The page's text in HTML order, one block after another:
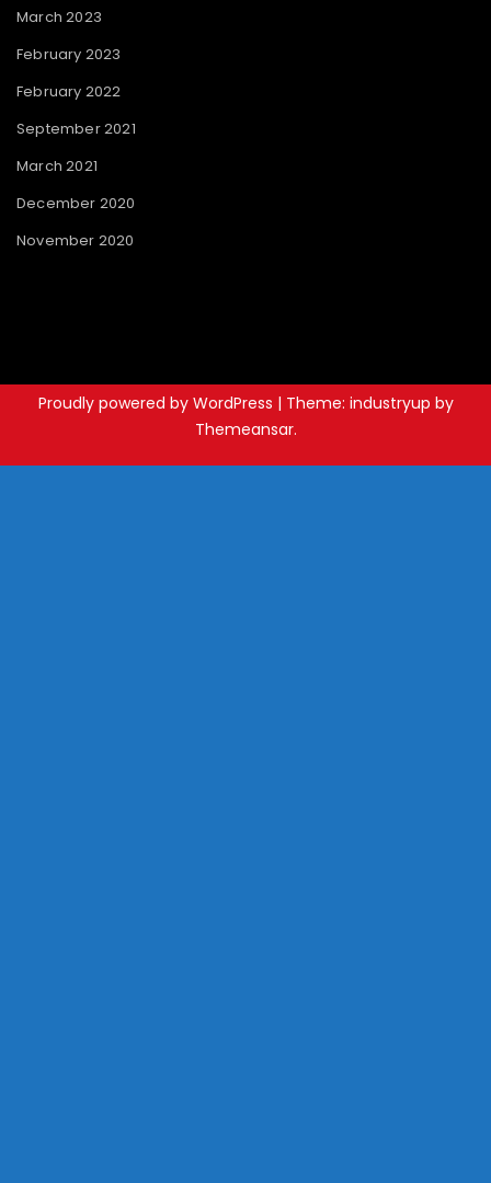
March 2023
February 2023
February 2022
September 2021
March 2021
December 2020
November 2020
Proudly powered by WordPress | Theme: industryup by
Themeansar.